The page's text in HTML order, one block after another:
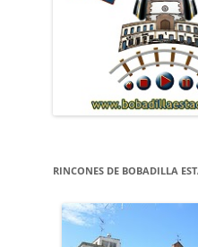
RINCONES DE BOBADILLA